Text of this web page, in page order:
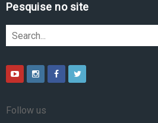
Pesquise no site
Follow us